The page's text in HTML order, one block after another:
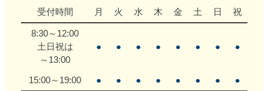
受付時間 月 火 水 木 金 土 日 祝
8:30～12:00
土日祝は
～13:00
● ● ● ● ● ● ● ●
15:00～19:00 ● ● ● ● ● ● ● ●